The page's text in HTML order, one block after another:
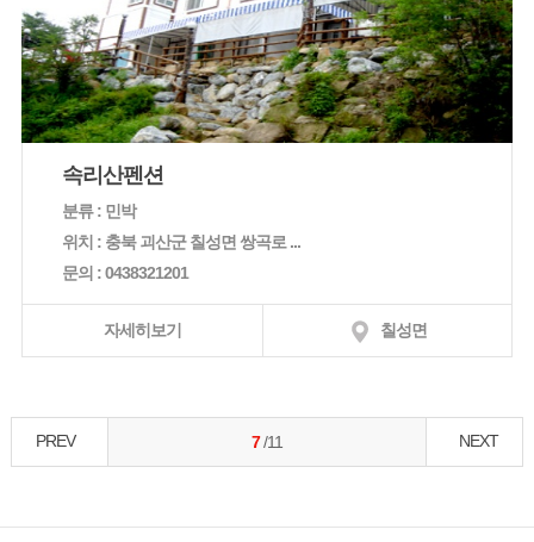
속리산펜션
분류 : 민박
위치 : 충북 괴산군 칠성면 쌍곡로 ...
문의 : 0438321201
자세히보기 칠성면
PREV 7/11 NEXT